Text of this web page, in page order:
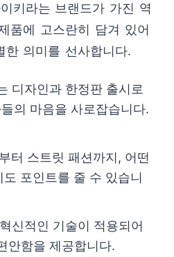
키라는 브랜드가 가진 역
품에 고스란히 담겨 있어
한 의미를 선사합니다.
디자인과 한정판 출시로
의 마음을 사로잡습니다.
터 스트릿 패션까지, 어떤
도 포인트를 줄 수 있습니
신적인 기술이 적용되어
안함을 제공합니다.